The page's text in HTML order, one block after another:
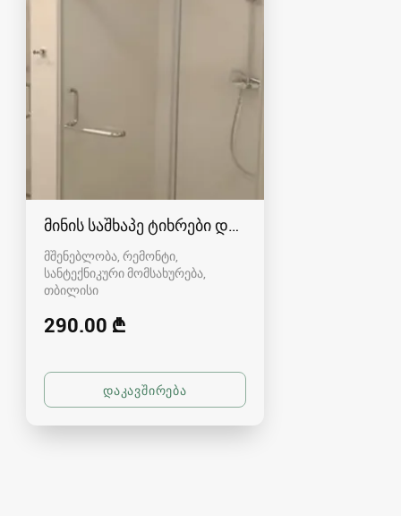
მინის საშხაპე ტიხრები და კაბინები
მშენებლობა, რემონტი,
სანტექნიკური მომსახურება
თბილისი
290.00 ₾